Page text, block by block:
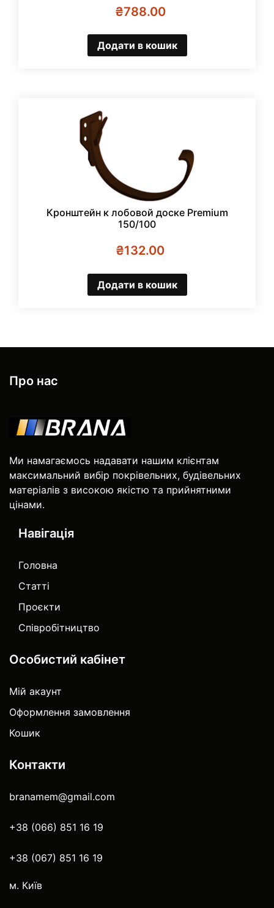
₴788.00
Додати в кошик
Кронштейн к лобовой доске Premium
150/100
₴132.00
Додати в кошик
Про нас
Ми намагаємось надавати нашим клієнтам
максимальний вибір покрівельних, будівельних
матеріалів з високою якістю та прийнятними
цінами.
Навігація
Головна
Статті
Проєкти
Співробітництво
Особистий кабінет
Мій акаунт
Оформлення замовлення
Кошик
Контакти
branamem@gmail.com
+38 (066) 851 16 19
+38 (067) 851 16 19
м. Київ